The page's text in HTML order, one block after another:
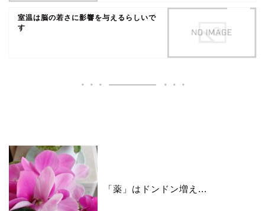
室温は脳の若さに影響を与えるらしいで
す
「薬」はドンドン増え...